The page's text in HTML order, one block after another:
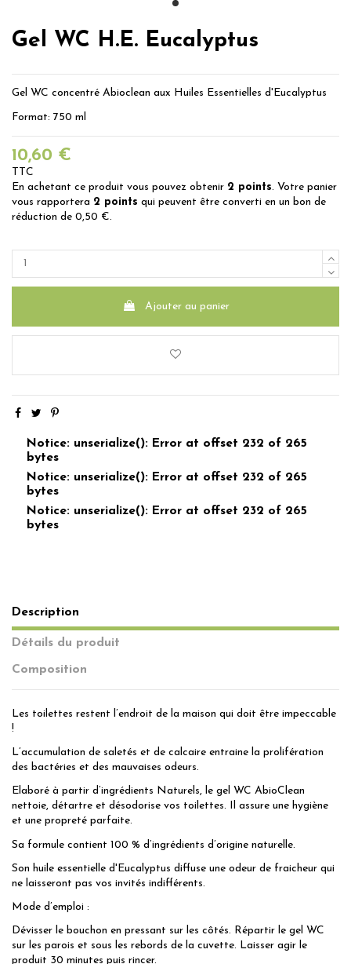
Gel WC H.E. Eucalyptus
Gel WC concentré Abioclean aux Huiles Essentielles d'Eucalyptus
Format: 750 ml
10,60 €
TTC
En achetant ce produit vous pouvez obtenir 2 points. Votre panier
vous rapportera 2 points qui peuvent être converti en un bon de
réduction de 0,50 €.
Ajouter au panier
Notice: unserialize(): Error at offset 232 of 265
bytes
Notice: unserialize(): Error at offset 232 of 265
bytes
Notice: unserialize(): Error at offset 232 of 265
bytes
Description
Détails du produit
Composition
Les toilettes restent l’endroit de la maison qui doit être impeccable
!
L’accumulation de saletés et de calcaire entraine la prolifération
des bactéries et des mauvaises odeurs.
Elaboré à partir d’ingrédients Naturels, le gel WC AbioClean
nettoie, détartre et désodorise vos toilettes. Il assure une hygiène
et une propreté parfaite.
Sa formule contient 100 % d’ingrédients d’origine naturelle.
Son huile essentielle d'Eucalyptus diffuse une odeur de fraicheur qui
ne laisseront pas vos invités indifférents.
Mode d’emploi :
Dévisser le bouchon en pressant sur les côtés. Répartir le gel WC
sur les parois et sous les rebords de la cuvette. Laisser agir le
produit 30 minutes puis rincer.